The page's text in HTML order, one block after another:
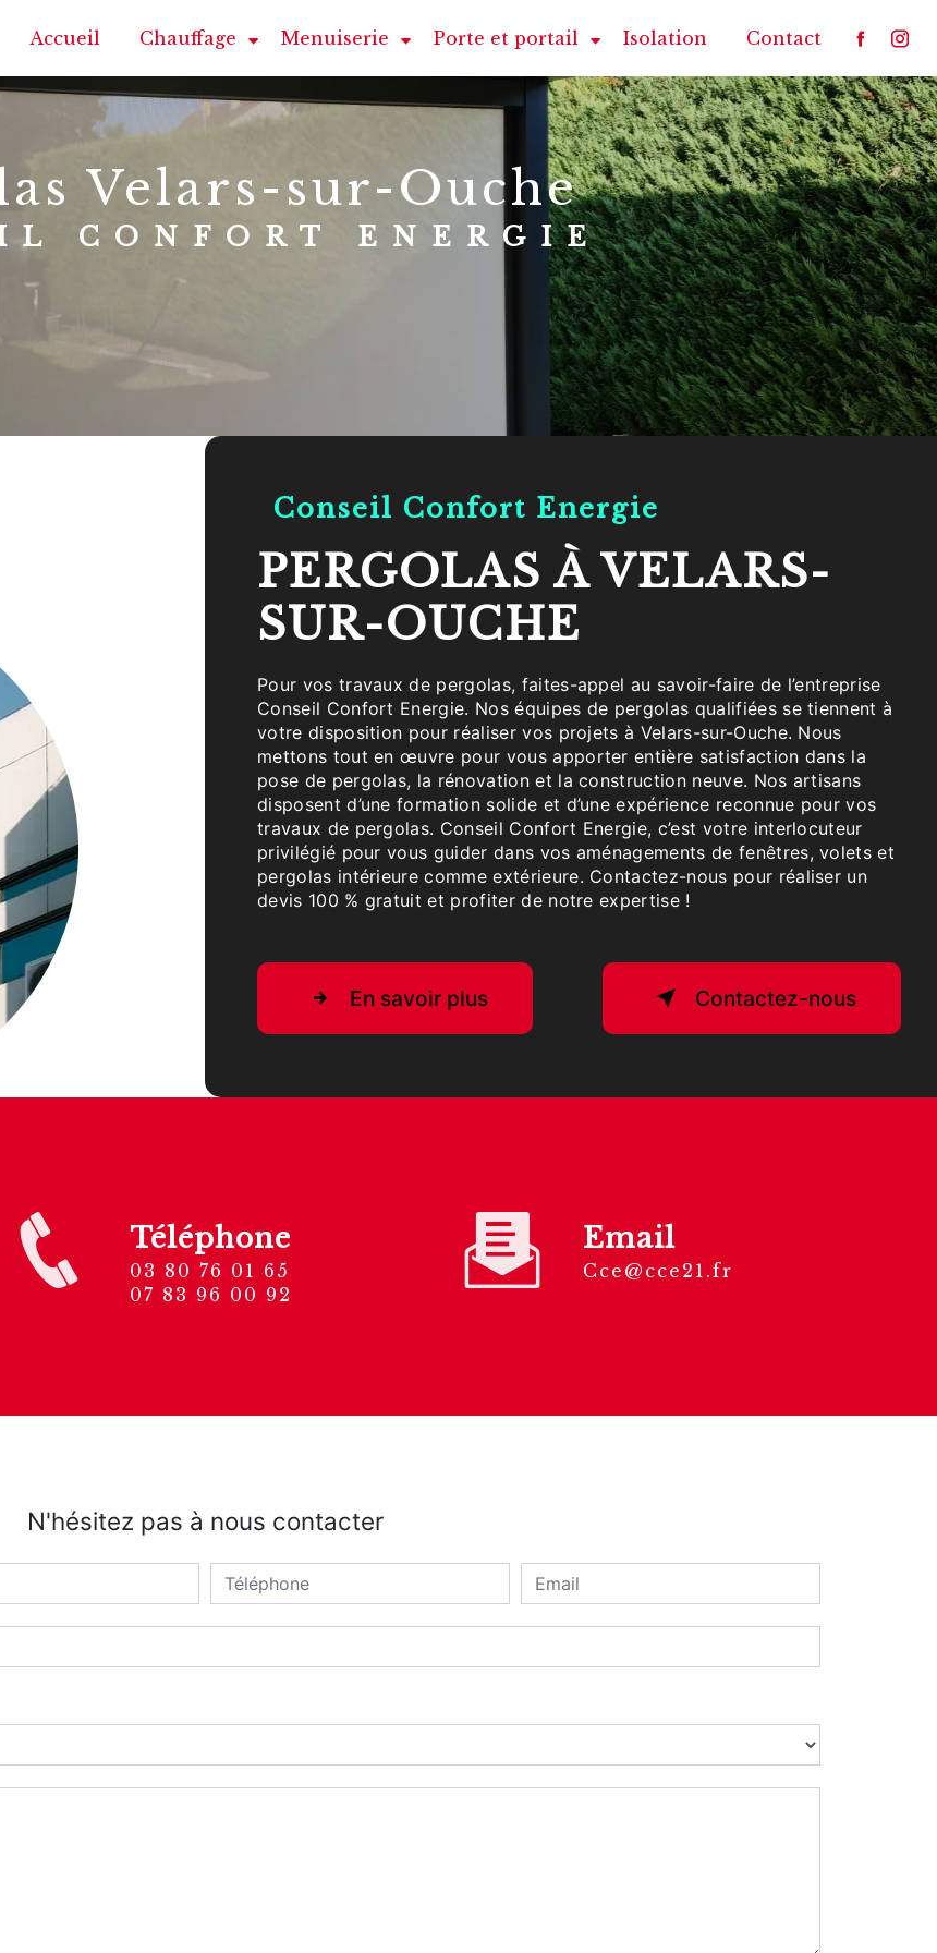
Accueil Chauffage Menuiserie Porte et portail Isolation Contact
Velars-sur-Ouche
CONFORT ENERGIE
Conseil Confort Energie
PERGOLAS À VELARS-
SUR-OUCHE
Pour vos travaux de pergolas, faites-appel au savoir-faire de l’entreprise
Conseil Confort Energie. Nos équipes de pergolas qualifiées se tiennent à
votre disposition pour réaliser vos projets à Velars-sur-Ouche. Nous
mettons tout en œuvre pour vous apporter entière satisfaction dans la
pose de pergolas, la rénovation et la construction neuve. Nos artisans
disposent d’une formation solide et d’une expérience reconnue pour vos
travaux de pergolas. Conseil Confort Energie, c’est votre interlocuteur
privilégié pour vous guider dans vos aménagements de fenêtres, volets et
pergolas intérieure comme extérieure. Contactez-nous pour réaliser un
devis 100 % gratuit et profiter de notre expertise !
En savoir plus Contactez-nous
Téléphone
03 80 76 01 65
07 83 96 00 92
Email
cce@cce21.fr
N'hésitez pas à nous contacter